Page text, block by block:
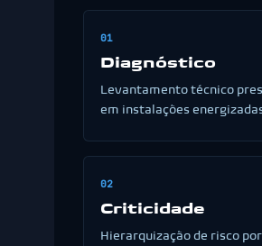
01
Diagnóstico
Levantamento técnico
em instalações
02
Criticidade
Hierarquização de risco por